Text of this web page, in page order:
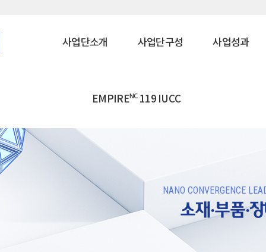
사업단소개 사업단구성 사업성과
EMPIRENC119 IUCC
NANO CONVERGENCE
소재·부품·